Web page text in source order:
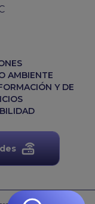
AMBIENTE
Y DE